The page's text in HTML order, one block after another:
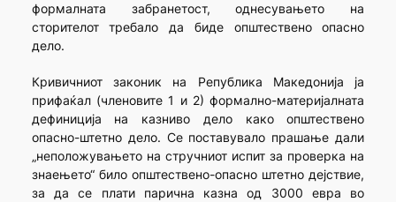
формалната забранетост, однесувањето на
сторителот требало да биде општествено опасно
дело.
Кривичниот законик на Република Македонија ја
прифаќал (членовите 1 и 2) формално-материјалната
дефиниција на казниво дело како општествено
опасно-штетно дело. Се поставувало прашање дали
„неположувањето на стручниот испит за проверка на
знаењето“ било општествено-опасно штетно дејствие,
за да се плати парична казна од 3000 евра во